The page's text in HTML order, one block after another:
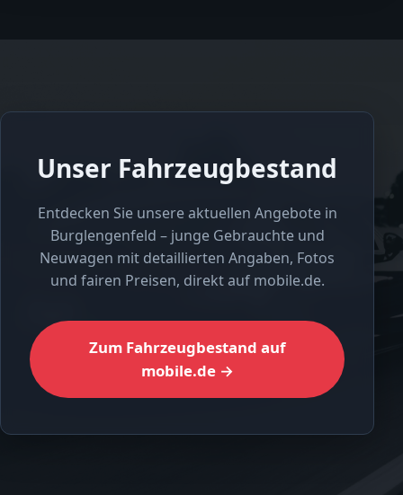
Unser Fahrzeugbestand
Entdecken Sie unsere aktuellen Angebote in
Burglengenfeld – junge Gebrauchte und
Neuwagen mit detaillierten Angaben, Fotos
und fairen Preisen, direkt auf mobile.de.
Zum Fahrzeugbestand auf
mobile.de →